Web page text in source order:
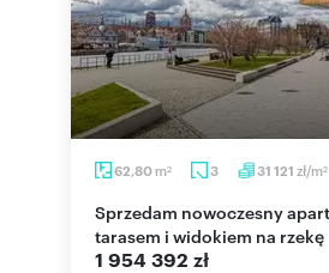
62,80 m2 3 31 121 zł/m2
Sprzedam nowoczesny apartament z
tarasem i widokiem na rzekę
1 954 392 zł